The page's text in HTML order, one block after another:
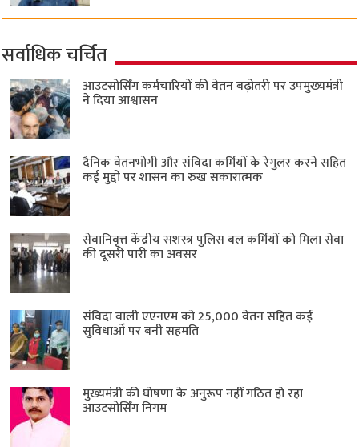
सर्वाधिक चर्चित
आउटसोर्सिंग कर्मचारियों की वेतन बढ़ोतरी पर उपमुख्यमंत्री
ने दिया आश्वासन
दैनिक वेतनभोगी और संविदा कर्मियों के रेगुलर करने सहित
कई मुद्दों पर शासन का रुख सकारात्मक
सेवानिवृत्त केंद्रीय सशस्त्र पुलिस बल ​कर्मियों को मिला सेवा
की दूसरी पारी का अवसर
संविदा वाली एएनएम को 25,000 वेतन सहित कई
सुविधाओं पर बनी सहमति
मुख्यमंत्री की घोषणा के अनुरूप नहीं गठित हो रहा
आउटसोर्सिंग निगम